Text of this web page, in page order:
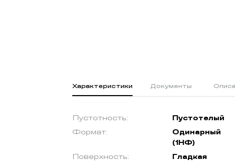
Характеристики Документы
Пустотность:
Пустотелый
Формат:
Одинарный
(1НФ)
Поверхность:
Гладкая